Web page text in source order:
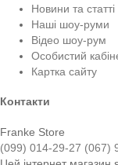
Новини та статті
Наші шоу-руми
Відео шоу-рум
Особистий
Картка сайту
Контакти
Franke Store
(099) 014-29-27 (067)